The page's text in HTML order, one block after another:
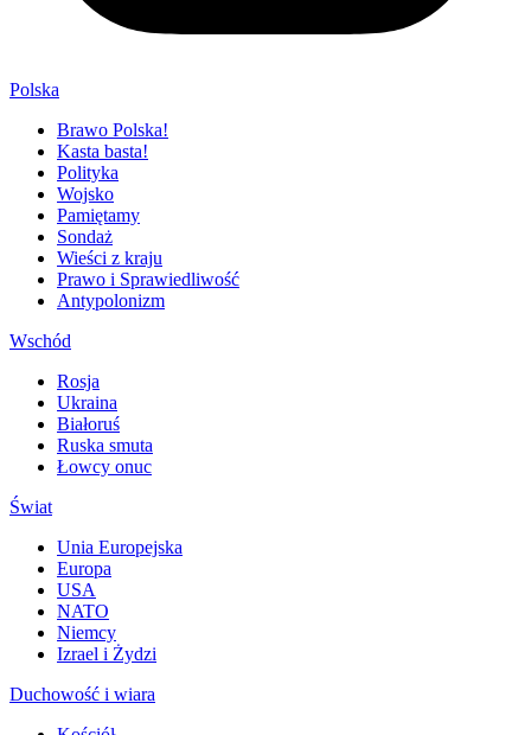
Polska
Brawo Polska!
Kasta basta!
Polityka
Wojsko
Pamiętamy
Sondaż
Wieści z kraju
Prawo i Sprawiedliwość
Antypolonizm
Wschód
Rosja
Ukraina
Białoruś
Ruska smuta
Łowcy onuc
Świat
Unia Europejska
Europa
USA
NATO
Niemcy
Izrael i Żydzi
Duchowość i wiara